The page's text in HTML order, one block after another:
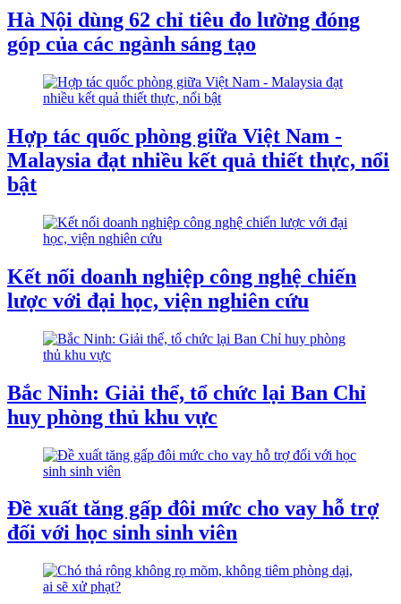
Hà Nội dùng 62 chỉ tiêu đo lường đóng
góp của các ngành sáng tạo
Hợp tác quốc phòng giữa Việt Nam -
Malaysia đạt nhiều kết quả thiết thực, nổi
bật
Kết nối doanh nghiệp công nghệ chiến
lược với đại học, viện nghiên cứu
Bắc Ninh: Giải thể, tổ chức lại Ban Chỉ
huy phòng thủ khu vực
Đề xuất tăng gấp đôi mức cho vay hỗ trợ
đối với học sinh sinh viên